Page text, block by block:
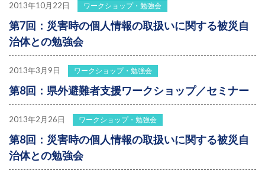
2013年10月22日 ワークショップ・勉強会
第7回：災害時の個人情報の取扱いに関する被災自
治体との勉強会
2013年3月9日 ワークショップ・勉強会
第8回：県外避難者支援ワークショップ／セミナー
2013年2月26日 ワークショップ・勉強会
第8回：災害時の個人情報の取扱いに関する被災自
治体との勉強会